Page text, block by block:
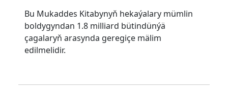
Bu Mukaddes Kitabynyň hekaýalary mümlin
boldygyndan 1.8 milliard bütindünýä
çagalaryň arasynda geregiçe mälim
edilmelidir.